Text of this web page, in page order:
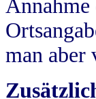
man aber